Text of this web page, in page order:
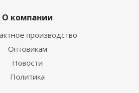
О компании
производство
Оптовикам
Новости
Политика